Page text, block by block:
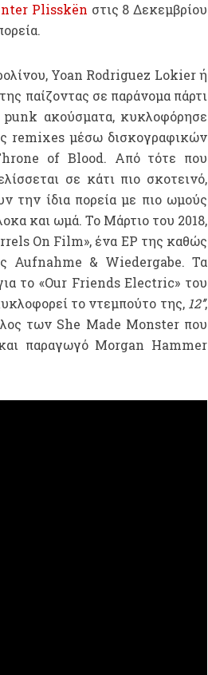
Plisskën στις 8 Δεκεμβρίου
Yoan Rodriguez Lokier ή
παίζοντας σε παράνομα πάρτι
ακούσματα, κυκλοφόρησε
remixes μέσω δισκογραφικών
of Blood. Από τότε που
σε κάτι πιο σκοτεινό,
ίδια πορεία με πιο ωμούς
και ωμά. Το Μάρτιο του 2018,
On Film», ένα EP της καθώς
Aufnahme & Wiedergabe. Τα
το «Our Friends Electric» του
το ντεμπούτο της, 12’’,
των She Made Monster που
παραγωγό Morgan Hammer